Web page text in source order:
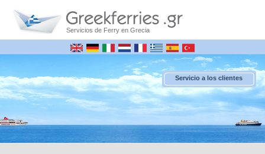
Servicios de Ferry en Grecia
Servicio a los clientes